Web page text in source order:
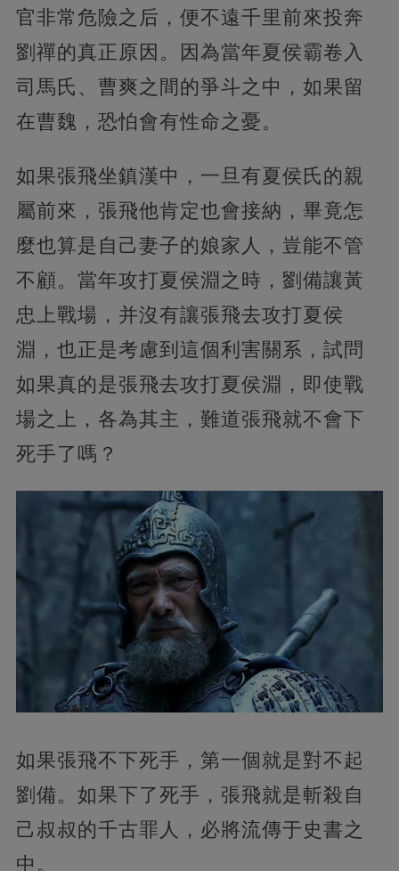
官非常危險之后，便不遠千里前來投奔
劉禪的真正原因。因為當年夏侯霸卷入
司馬氏、曹爽之間的爭斗之中，如果留
在曹魏，恐怕會有性命之憂。
如果張飛坐鎮漢中，一旦有夏侯氏的親
屬前來，張飛他肯定也會接納，畢竟怎
麼也算是自己妻子的娘家人，豈能不管
不顧。當年攻打夏侯淵之時，劉備讓黃
忠上戰場，并沒有讓張飛去攻打夏侯
淵，也正是考慮到這個利害關系，試問
如果真的是張飛去攻打夏侯淵，即使戰
場之上，各為其主，難道張飛就不會下
死手了嗎？
如果張飛不下死手，第一個就是對不起
劉備。如果下了死手，張飛就是斬殺自
己叔叔的千古罪人，必將流傳于史書之
中。